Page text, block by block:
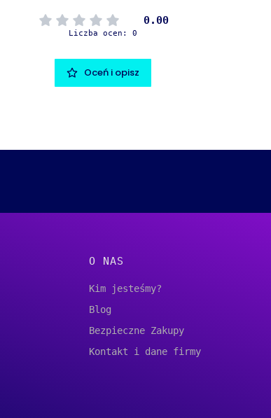
0.00
Liczba ocen: 0
Oceń i opisz
O NAS
Kim jesteśmy?
Blog
Bezpieczne Zakupy
Kontakt i dane firmy